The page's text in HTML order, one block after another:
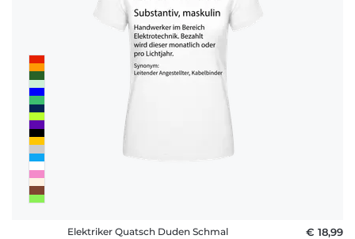
Elektriker Quatsch Duden Schmal
€ 18,99